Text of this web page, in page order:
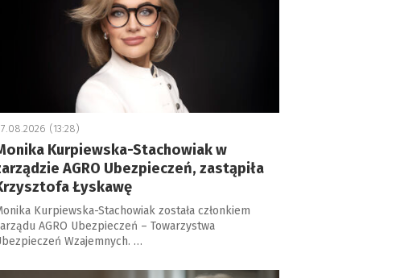
(13:28)
Kurpiewska-Stachowiak w
AGRO Ubezpieczeń, zastąpiła
Łyskawę
Kurpiewska-Stachowiak została członkiem
AGRO Ubezpieczeń – Towarzystwa
Wzajemnych. …